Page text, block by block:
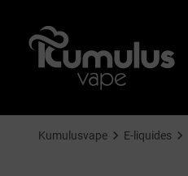
Kumulusvape E-liquides